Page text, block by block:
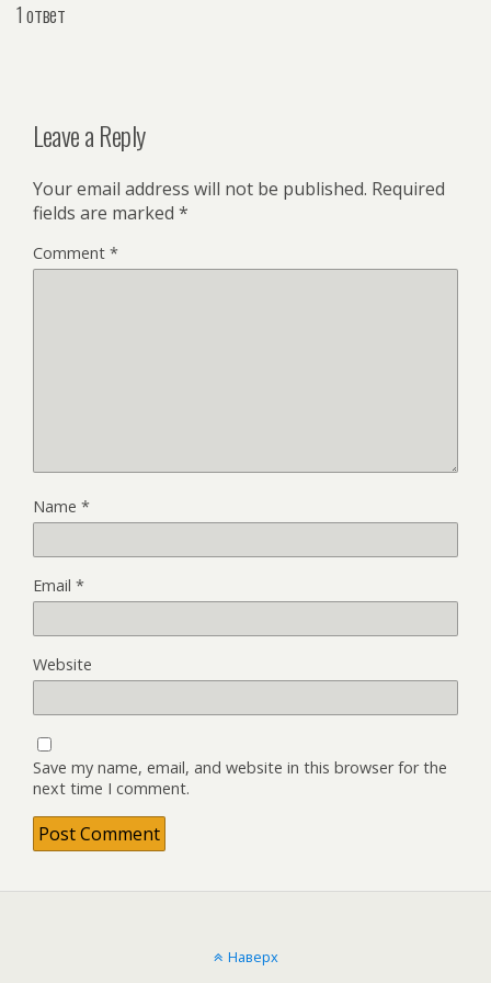
1 ответ
Leave a Reply
Your email address will not be published. Required
fields are marked *
Comment *
Name *
Email *
Website
Save my name, email, and website in this browser for the
next time I comment.
Наверх